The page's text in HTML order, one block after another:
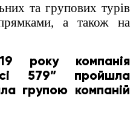
та групових турів
а також на
року компанія
579” пройшла
групою компаній